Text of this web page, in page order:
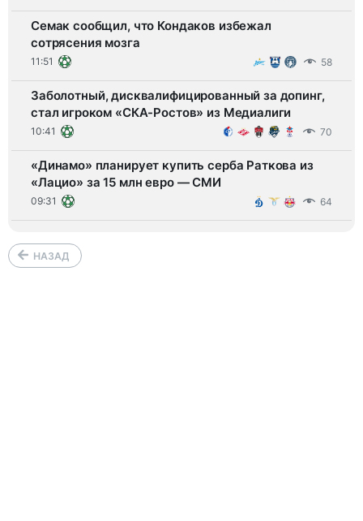
Семак сообщил, что Кондаков избежал
сотрясения мозга
11:51 58
Заболотный, дисквалифицированный за допинг,
стал игроком «СКА-Ростов» из Медиалиги
10:41 70
«Динамо» планирует купить серба Раткова из
«Лацио» за 15 млн евро — СМИ
09:31 64
НАЗАД